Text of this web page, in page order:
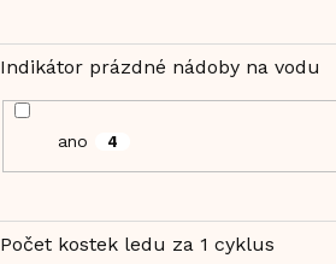
Indikátor prázdné nádoby na vodu
ano 4
Počet kostek ledu za 1 cyklus